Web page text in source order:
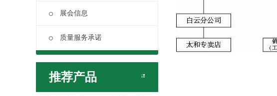
展会信息
质量服务承诺
推荐产品